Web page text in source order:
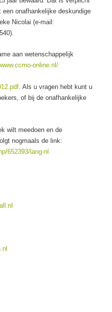
onafhankelijke deskundige
Nicolai (e-mail:
aan wetenschappelijk
online.nl/
pdf. Als u vragen hebt kunt u
of bij de onafhankelijke
wilt meedoen en de
nogmaals de link:
652393/lang-nl